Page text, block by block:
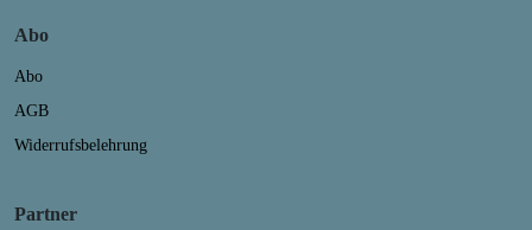
Abo
Abo
AGB
Widerrufsbelehrung
Partner